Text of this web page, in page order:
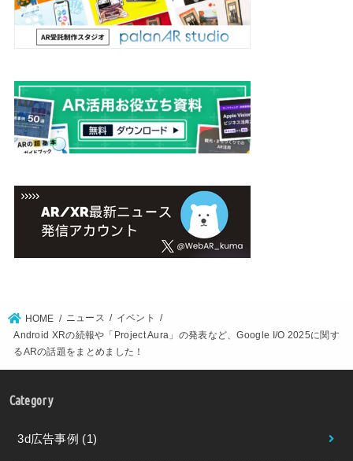
HOME ニュース
イベント
Android XRの続報や「Project Aura」の発表など、Google I/O 2025に関す
るARの話題をまとめました！
Category
3d広告事例 (1)